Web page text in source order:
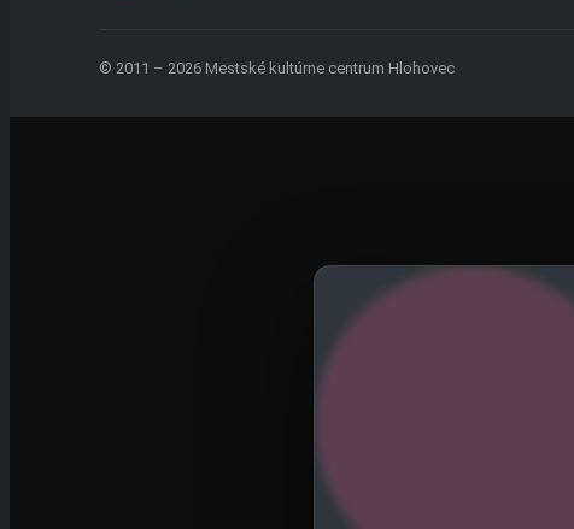
© 2011 – 2026 Mestské kultúrne centrum Hlohovec